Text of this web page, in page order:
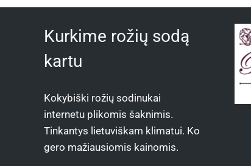
Kurkime rožių sodą
kartu
Kokybiški rožių sodinukai
internetu plikomis šaknimis.
Tinkantys lietuviškam klimatui. Ko
gero mažiausiomis kainomis.